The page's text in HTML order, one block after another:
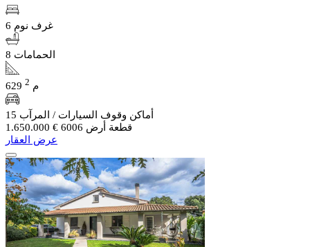
6 غرف نوم
8 الحمامات
629 م 2
15 أماكن وقوف السيارات / المرآب
قطعة أرض 6006
€ 1.650.000
عرض العقار